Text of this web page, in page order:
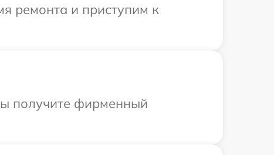
ремонта и приступим к
получите фирменный